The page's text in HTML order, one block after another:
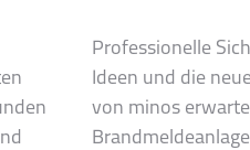
Professionelle
Ideen und die
von minos